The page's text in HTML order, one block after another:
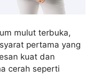
mulut terbuka,
pertama yang
kuat dan
cerah seperti